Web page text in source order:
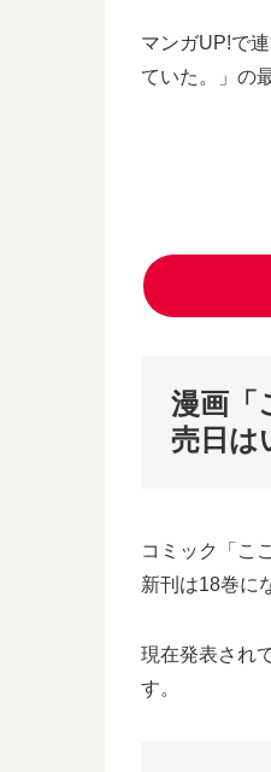
マンガUP!で
ていた。」の
漫画「
売日は
コミック「こ
新刊は18巻に
現在発表され
す。